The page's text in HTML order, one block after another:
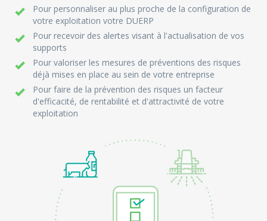
Pour personnaliser au plus proche de la configuration de
votre exploitation votre DUERP
Pour recevoir des alertes visant à l'actualisation de vos
supports
Pour valoriser les mesures de préventions des risques
déjà mises en place au sein de votre entreprise
Pour faire de la prévention des risques un facteur
d'efficacité, de rentabilité et d'attractivité de votre
exploitation